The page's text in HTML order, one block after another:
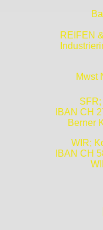
REIFEN
Mwst
IBAN CH
Berner
WIR;
IBAN CH